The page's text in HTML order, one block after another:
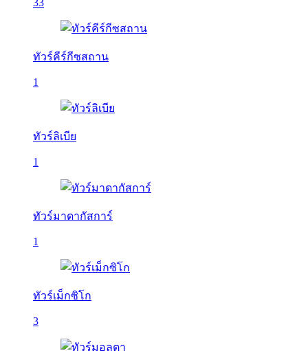
33
ทัวร์คีร์กีซสถาน
1
ทัวร์ลิเบีย
1
ทัวร์มาดากัสการ์
1
ทัวร์เม็กซิโก
3